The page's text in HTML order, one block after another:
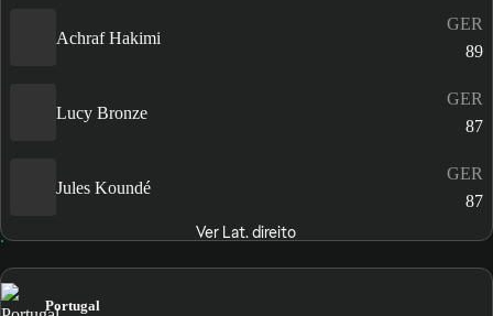
Achraf Hakimi
GER
89
Lucy Bronze
GER
87
Jules Koundé
GER
87
Ver Lat. direito
Portugal